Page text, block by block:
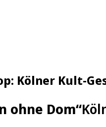
Kölner Kult-
ohne Dom“